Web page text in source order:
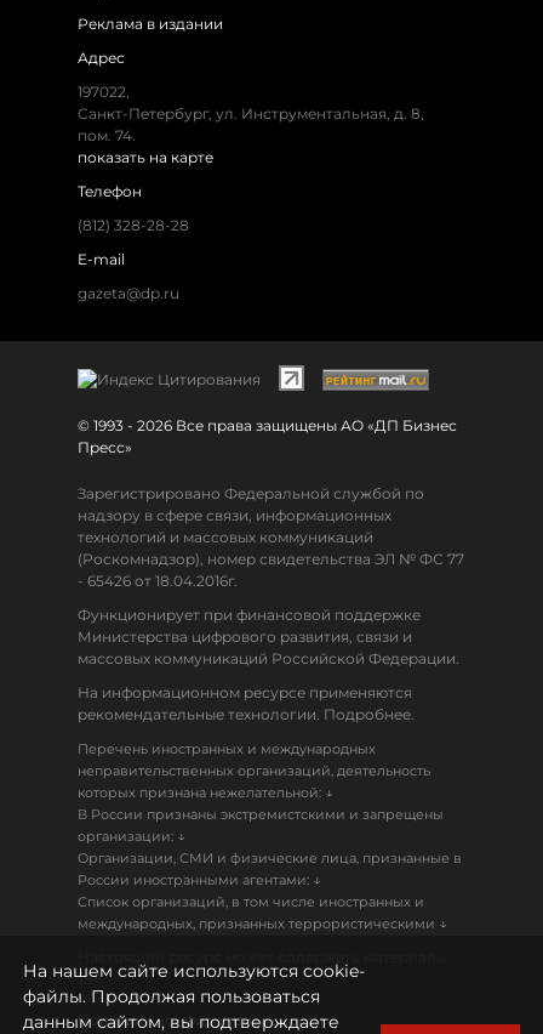
Реклама в издании
Адрес
197022,
Санкт-Петербург, ул. Инструментальная, д. 8,
пом. 74.
показать на карте
Телефон
(812) 328-28-28
E-mail
gazeta@dp.ru
© 1993 - 2026 Все права защищены АО «ДП Бизнес
Пресс»
Зарегистрировано Федеральной службой по
надзору в сфере связи, информационных
технологий и массовых коммуникаций
(Роскомнадзор), номер свидетельства ЭЛ № ФС 77
- 65426 от 18.04.2016г.
Функционирует при финансовой поддержке
Министерства цифрового развития, связи и
массовых коммуникаций Российской Федерации.
На информационном ресурсе применяются
рекомендательные технологии. Подробнее.
Перечень иностранных и международных
неправительственных организаций, деятельность
которых признана нежелательной: ↓
В России признаны экстремистскими и запрещены
организации: ↓
Организации, СМИ и физические лица, признанные в
России иностранными агентами: ↓
Список организаций, в том числе иностранных и
международных, признанных террористическими ↓
18+
Политика конфиденциальности
На нашем сайте используются cookie-
файлы. Продолжая пользоваться
данным сайтом, вы подтверждаете